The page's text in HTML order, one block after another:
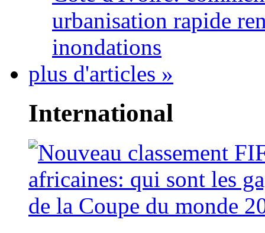
urbanisation rapide
inondations
plus d'articles »
International